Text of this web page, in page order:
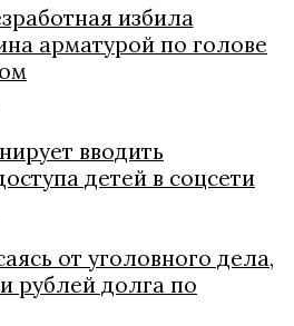
избила
арматурой по голове
вводить
детей в соцсети
от уголовного дела,
рублей долга по